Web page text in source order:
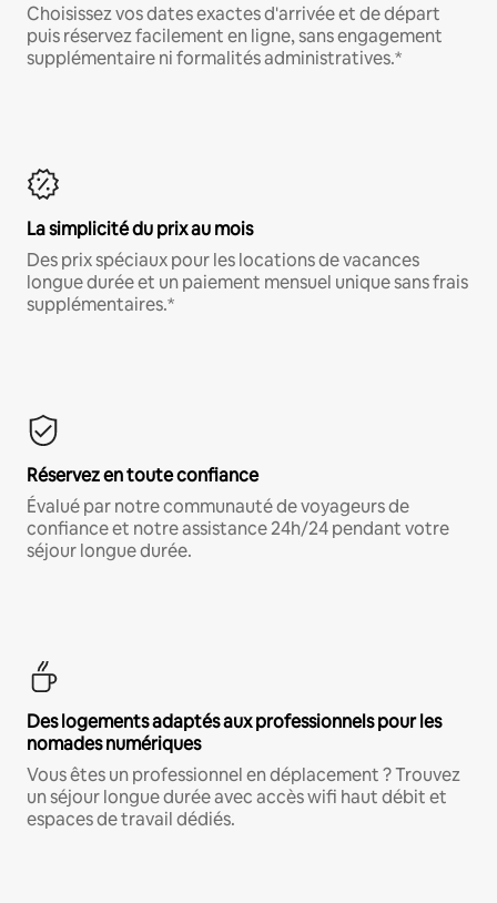
Choisissez vos dates exactes d'arrivée et de départ
puis réservez facilement en ligne, sans engagement
supplémentaire ni formalités administratives.*
La simplicité du prix au mois
Des prix spéciaux pour les locations de vacances
longue durée et un paiement mensuel unique sans frais
supplémentaires.*
Réservez en toute confiance
Évalué par notre communauté de voyageurs de
confiance et notre assistance 24h/24 pendant votre
séjour longue durée.
Des logements adaptés aux professionnels pour les
nomades numériques
Vous êtes un professionnel en déplacement ? Trouvez
un séjour longue durée avec accès wifi haut débit et
espaces de travail dédiés.